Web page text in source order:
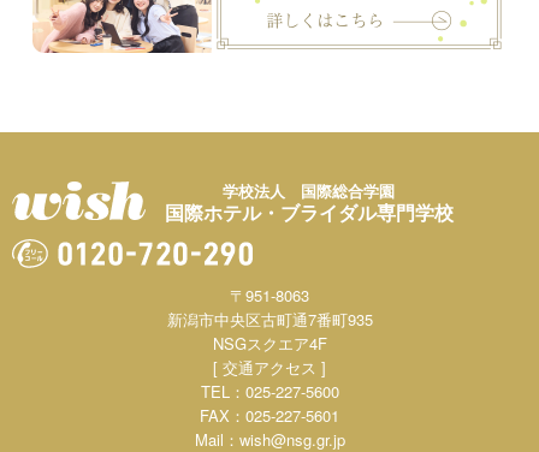
学校法人 国際総合学園
国際ホテル・ブライダル専門学校
〒951-8063
新潟市中央区古町通7番町935
NSGスクエア4F
[ 交通アクセス ]
TEL：025-227-5600
FAX：025-227-5601
Mail： wish@nsg.gr.jp